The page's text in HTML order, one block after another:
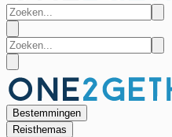
Bestemmingen
Reisthemas